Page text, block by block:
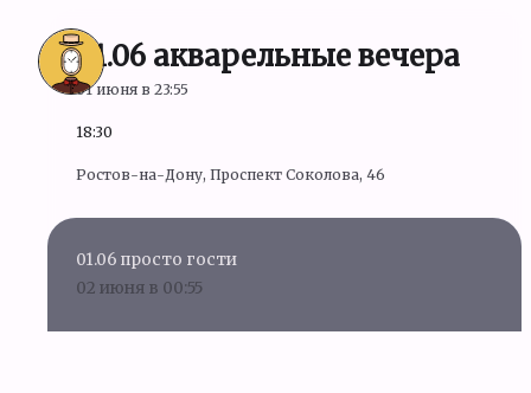
01.06 акварельные вечера
01 июня в 23:55
18:30
Ростов-на-Дону, Проспект Соколова, 46
01.06 просто гости
02 июня в 00:55